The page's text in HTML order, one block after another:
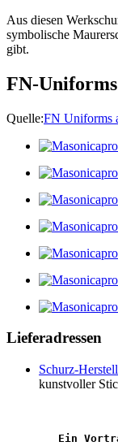
Aus diesen
symbolische
gibt.
FN-Uniforms
Quelle:FN Uniforms
Lieferadressen
Schurz-
kunstvoller
Ein